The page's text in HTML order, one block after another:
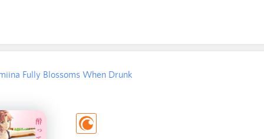
Fully Blossoms When Drunk